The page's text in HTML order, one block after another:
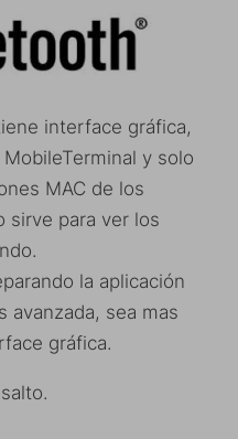
interface gráfica,
y solo
MAC de los
sirve para ver los
la aplicación
avanzada, sea mas
gráfica.